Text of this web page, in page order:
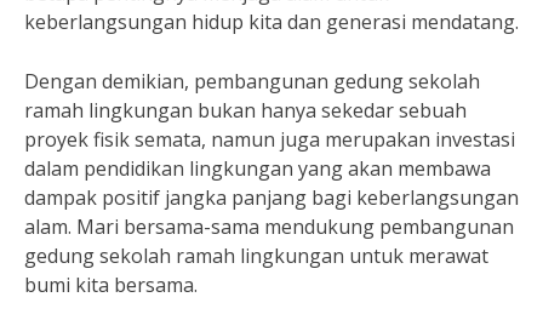
keberlangsungan hidup kita dan generasi mendatang.
Dengan demikian, pembangunan gedung sekolah
ramah lingkungan bukan hanya sekedar sebuah
proyek fisik semata, namun juga merupakan investasi
dalam pendidikan lingkungan yang akan membawa
dampak positif jangka panjang bagi keberlangsungan
alam. Mari bersama-sama mendukung pembangunan
gedung sekolah ramah lingkungan untuk merawat
bumi kita bersama.